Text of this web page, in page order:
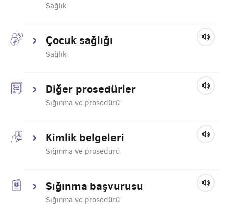
Sağlık
Çocuk sağlığı
Sağlık
Diğer prosedürler
Sığınma ve prosedürü
Kimlik belgeleri
Sığınma ve prosedürü
Sığınma başvurusu
Sığınma ve prosedürü